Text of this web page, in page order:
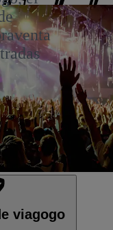
viagogo